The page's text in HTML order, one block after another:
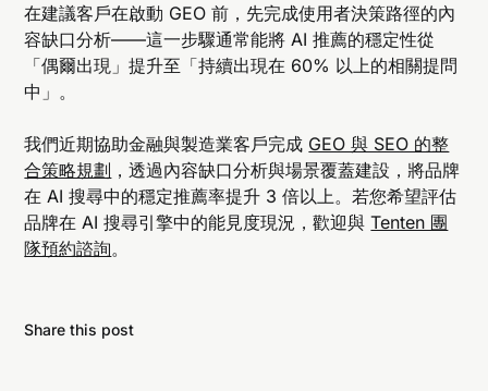
在建議客戶在啟動 GEO 前，先完成使用者決策路徑的內
容缺口分析——這一步驟通常能將 AI 推薦的穩定性從
「偶爾出現」提升至「持續出現在 60% 以上的相關提問
中」。
我們近期協助金融與製造業客戶完成 GEO 與 SEO 的整
合策略規劃 ，透過內容缺口分析與場景覆蓋建設，將品牌
在 AI 搜尋中的穩定推薦率提升 3 倍以上。若您希望評估
品牌在 AI 搜尋引擎中的能見度現況，歡迎與Tenten 團
隊預約諮詢。
Share this post